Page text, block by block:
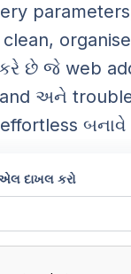
છે જે web
અને
effortless
દાખલ કરો